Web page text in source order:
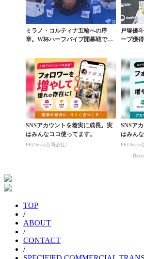
ミラノ・コルティナ五輪への序
章。W杯ハーフパイプ開幕戦で平
戸塚優
ーブ獲
SNSアカウントを着実に成長。実
はみんなココ使ってます。
PR(Dreaw合同会社)
SNSア
はみん
PR(Dreaw
TOP
/
ABOUT
/
CONTACT
/